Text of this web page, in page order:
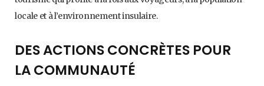
locale et à l’environnement insulaire.
DES ACTIONS CONCRÈTES POUR
LA COMMUNAUTÉ